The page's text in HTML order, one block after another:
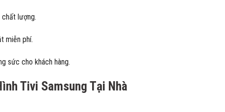
chất lượng.
miễn phí.
sức cho khách hàng.
Tivi Samsung Tại Nhà